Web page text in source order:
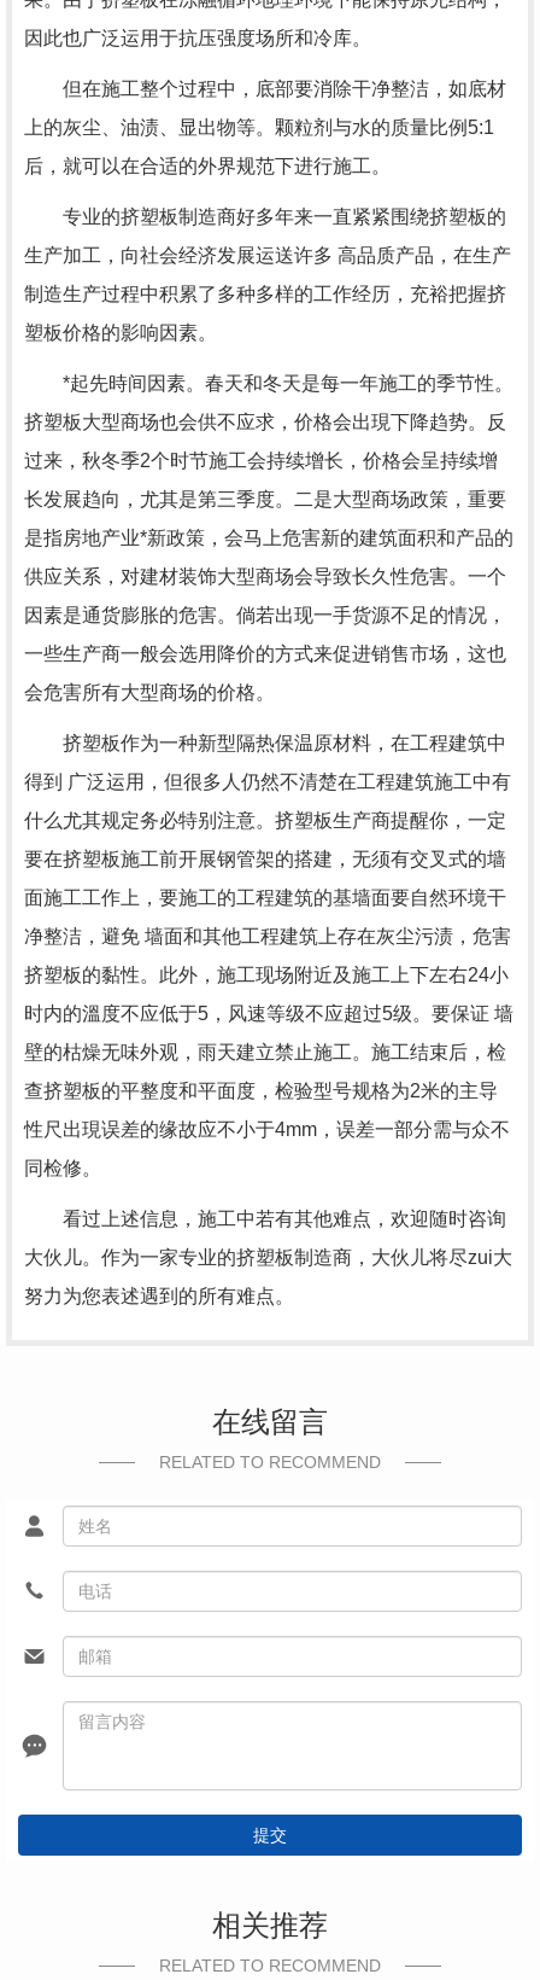
因此也广泛运用于抗压强度场所和冷库。
但在施工整个过程中，底部要消除干净整洁，如底材
上的灰尘、油渍、显出物等。颗粒剂与水的质量比例5:1
后，就可以在合适的外界规范下进行施工。
专业的挤塑板制造商好多年来一直紧紧围绕挤塑板的
生产加工，向社会经济发展运送许多 高品质产品，在生产
制造生产过程中积累了多种多样的工作经历，充裕把握挤
塑板价格的影响因素。
*起先時间因素。春天和冬天是每一年施工的季节性。
挤塑板大型商场也会供不应求，价格会出現下降趋势。反
过来，秋冬季2个时节施工会持续增长，价格会呈持续增
长发展趋向，尤其是第三季度。二是大型商场政策，重要
是指房地产业*新政策，会马上危害新的建筑面积和产品的
供应关系，对建材装饰大型商场会导致长久性危害。一个
因素是通货膨胀的危害。倘若出现一手货源不足的情况，
一些生产商一般会选用降价的方式来促进销售市场，这也
会危害所有大型商场的价格。
挤塑板作为一种新型隔热保温原材料，在工程建筑中
得到 广泛运用，但很多人仍然不清楚在工程建筑施工中有
什么尤其规定务必特别注意。挤塑板生产商提醒你，一定
要在挤塑板施工前开展钢管架的搭建，无须有交叉式的墙
面施工工作上，要施工的工程建筑的基墙面要自然环境干
净整洁，避免 墙面和其他工程建筑上存在灰尘污渍，危害
挤塑板的黏性。此外，施工现场附近及施工上下左右24小
时内的溫度不应低于5，风速等级不应超过5级。要保证 墙
壁的枯燥无味外观，雨天建立禁止施工。施工结束后，检
查挤塑板的平整度和平面度，检验型号规格为2米的主导
性尺出現误差的缘故应不小于4mm，误差一部分需与众不
同检修。
看过上述信息，施工中若有其他难点，欢迎随时咨询
大伙儿。作为一家专业的挤塑板制造商，大伙儿将尽zui大
努力为您表述遇到的所有难点。
在线留言
RELATED TO RECOMMEND
提交
相关推荐
RELATED TO RECOMMEND